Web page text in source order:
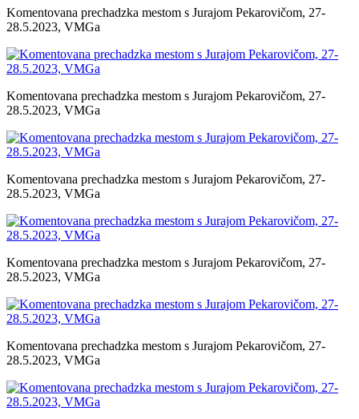
Komentovana prechadzka mestom s Jurajom Pekarovičom, 27-
28.5.2023, VMGa
Komentovana prechadzka mestom s Jurajom Pekarovičom, 27-
28.5.2023, VMGa
Komentovana prechadzka mestom s Jurajom Pekarovičom, 27-
28.5.2023, VMGa
Komentovana prechadzka mestom s Jurajom Pekarovičom, 27-
28.5.2023, VMGa
Komentovana prechadzka mestom s Jurajom Pekarovičom, 27-
28.5.2023, VMGa